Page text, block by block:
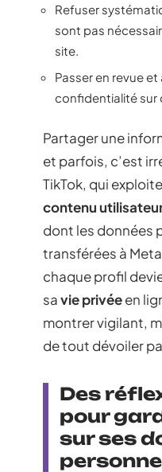
Refuser
sont pas
site.
Passer en revue
confidentialité sur
Partager une
et parfois, c’est
TikTok, qui
contenu
dont les données
transférées à
chaque profil
savie privéeen
montrer vigilant,
de tout dévoiler
Des
pour
sur ses